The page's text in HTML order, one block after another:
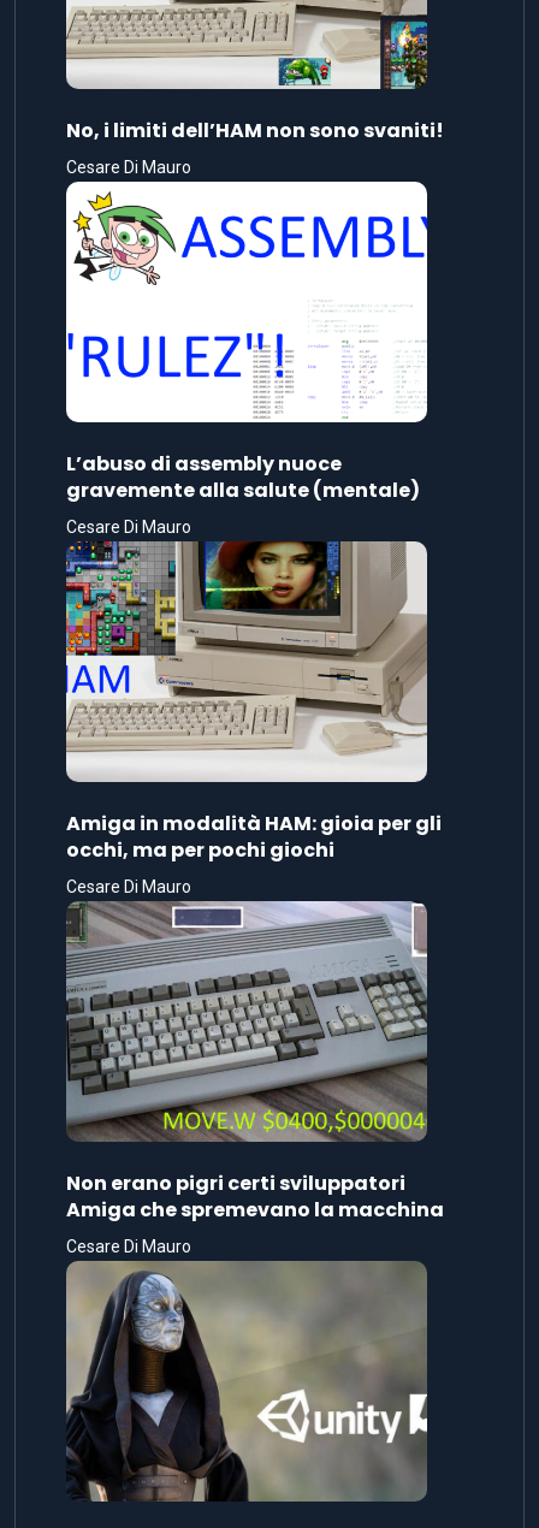
No, i limiti dell’HAM non sono svaniti!
Cesare Di Mauro
L’abuso di assembly nuoce
gravemente alla salute (mentale)
Cesare Di Mauro
Amiga in modalità HAM: gioia per gli
occhi, ma per pochi giochi
Cesare Di Mauro
Non erano pigri certi sviluppatori
Amiga che spremevano la macchina
Cesare Di Mauro